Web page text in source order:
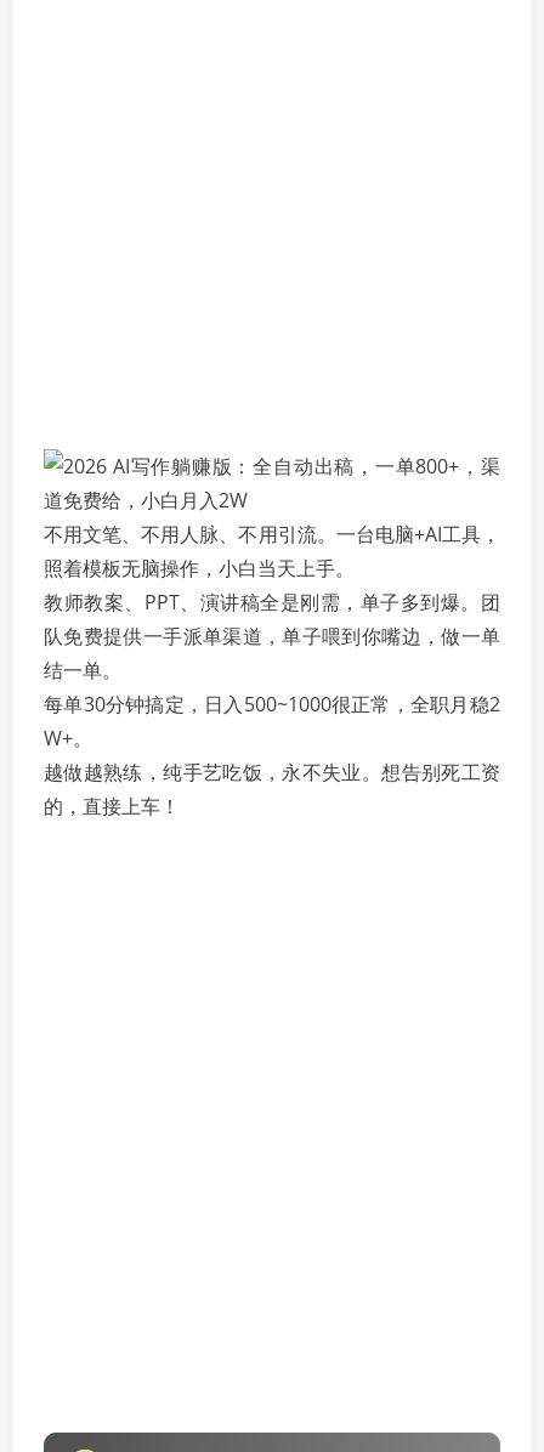
不用文笔、不用人脉、不用引流。一台电脑+AI工具，
照着模板无脑操作，小白当天上手。
教师教案、PPT、演讲稿全是刚需，单子多到爆。团
队免费提供一手派单渠道，单子喂到你嘴边，做一单
结一单。
每单30分钟搞定，日入500~1000很正常，全职月稳2
W+。
越做越熟练，纯手艺吃饭，永不失业。想告别死工资
的，直接上车！